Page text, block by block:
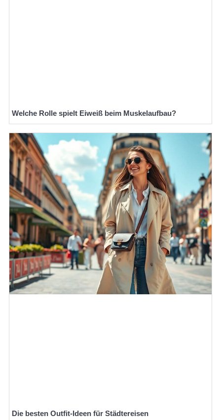
Welche Rolle spielt Eiweiß beim Muskelaufbau?
Die besten Outfit-Ideen für Städtereisen